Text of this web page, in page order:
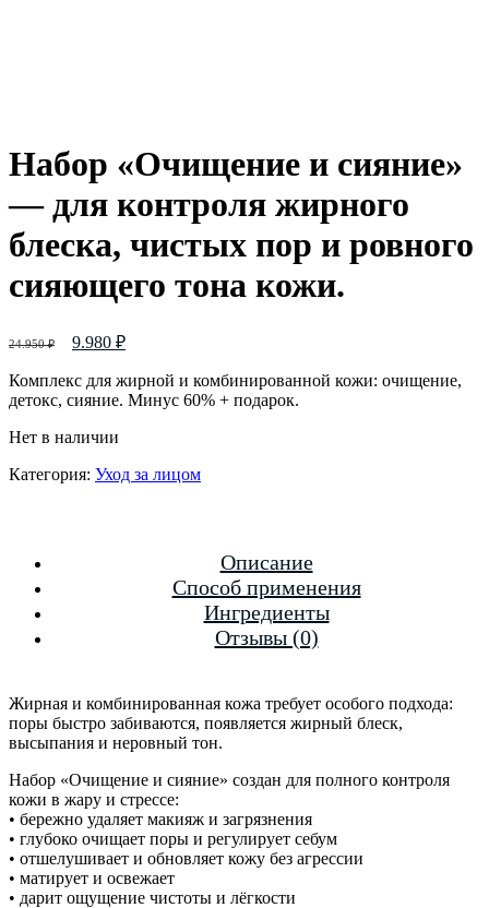
Набор «Очищение и сияние»
— для контроля жирного
блеска, чистых пор и ровного
сияющего тона кожи.
24.950₽ 9.980 ₽
Комплекс для жирной и комбинированной кожи: очищение,
детокс, сияние. Минус 60% + подарок.
Нет в наличии
Категория: Уход за лицом
Описание
Способ применения
Ингредиенты
Отзывы (0)
Жирная и комбинированная кожа требует особого подхода:
поры быстро забиваются, появляется жирный блеск,
высыпания и неровный тон.
Набор «Очищение и сияние» создан для полного контроля
кожи в жару и стрессе:
• бережно удаляет макияж и загрязнения
• глубоко очищает поры и регулирует себум
• отшелушивает и обновляет кожу без агрессии
• матирует и освежает
• дарит ощущение чистоты и лёгкости